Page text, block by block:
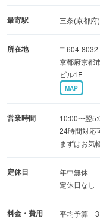
ン
・金土祝前日＆休日
3,000円 など
・プロ仕様のステー
・ケーキやチョコレ
・卓球台やダーツ、
最寄駅 三条(京都府
所在地
〒604-8032
京都府京都
ビル1F
MAP
営業時間
10:00〜翌
24時間対応
まずはお気
定休日
年中無休
定休日なし
料金・費用 平均予算